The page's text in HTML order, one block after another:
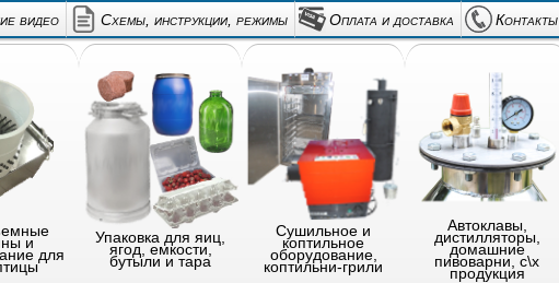
видео Схемы, инструкции, режимы Оплата и доставка Контакты
и
для
Упаковка для яиц,
ягод, емкости,
бутыли и тара
Сушильное и
коптильное
оборудование,
коптильни-грили
Автоклавы,
дистилляторы,
домашние
пивоварни, с\х
продукция